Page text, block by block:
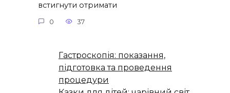
встигнути отримати
0 37
Гастроскопія: показання,
підготовка та проведення
процедури